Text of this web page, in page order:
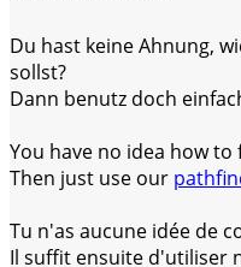
Du hast keine Ahnung,
sollst?
Dann benutz doch
You have no idea how
Then just use our
Tu n'as aucune idée de
Il suffit ensuite d'utiliser